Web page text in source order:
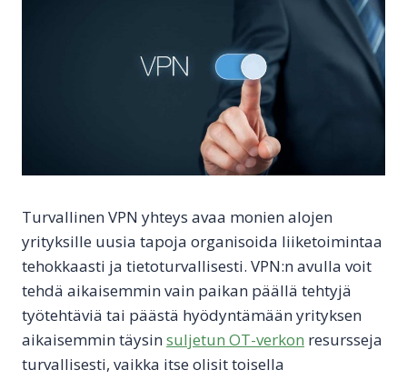
Turvallinen VPN yhteys avaa monien alojen
yrityksille uusia tapoja organisoida liiketoimintaa
tehokkaasti ja tietoturvallisesti. VPN:n avulla voit
tehdä aikaisemmin vain paikan päällä tehtyjä
työtehtäviä tai päästä hyödyntämään yrityksen
aikaisemmin täysinsuljetun OT-verkon resursseja
turvallisesti, vaikka itse olisit toisella